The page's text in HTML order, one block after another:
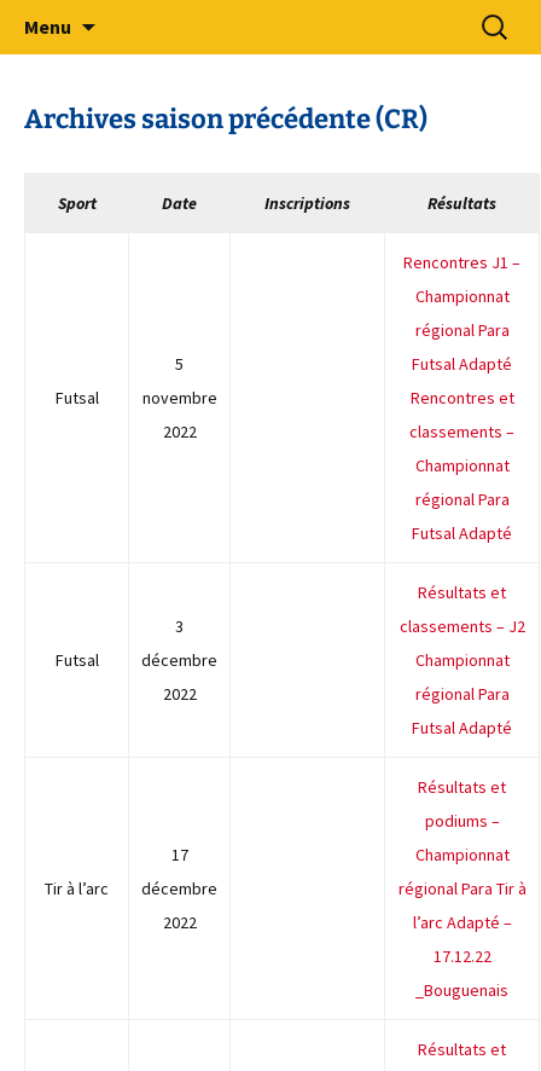
Comité Départemental Sport
Adapté 49
Sport Adapté 49
Menu
Archives saison précédente (CR)
Sport Date Inscriptions Résultats
Futsal
5
novembre
2022
Rencontres J1 –
Championnat
régional Para
Futsal Adapté
Rencontres et
classements –
Championnat
régional Para
Futsal Adapté
Futsal
3
décembre
2022
Résultats et
classements – J2
Championnat
régional Para
Futsal Adapté
Tir à l’arc
17
décembre
2022
Résultats et
podiums –
Championnat
régional Para Tir à
l’arc Adapté –
17.12.22
_Bouguenais
Résultats et